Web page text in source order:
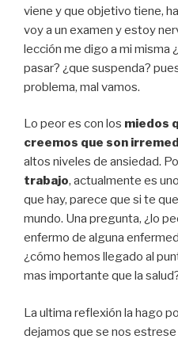
viene y que objetivo tiene,
voy a un examen y estoy
lección me digo a mi misma
pasar? ¿que suspenda?
problema, mal vamos.
Lo peor es con los miedos
creemos que son
altos niveles de ansiedad.
trabajo, actualmente es
que hay, parece que si te
mundo. Una pregunta, ¿lo
enfermo de alguna
¿cómo hemos llegado al
mas importante que la
La ultima reflexión la hago
dejamos que se nos estrese